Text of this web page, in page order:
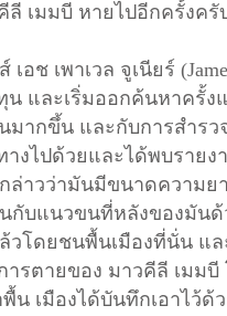
ลี เมมบี หายไปอีกครั้งครั
ช เพาเวล จูเนียร์
และเริ่มออกค้นหาครั้ง
ากขึ้น และกับการสำรว
งไปด้วยและได้พบรายง
ล่าวว่ามันมีขนาดความ
กับแนวขนที่หลังของมัน
โดยชนพื้นเมืองที่นั่น แล
ารตายของ มาวคีลี เมม
น เมืองได้บันทึกเอาไว้ด้